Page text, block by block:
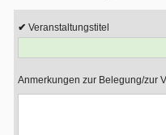
Veranstaltungstitel
Anmerkungen zur Belegung/zur